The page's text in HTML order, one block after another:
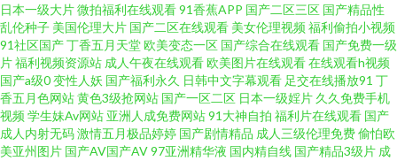
韩国三级入口 狠狠鲁2026 久久婷婷国产综合 三级黄色午夜 韩国AV不卡 aV映
画网 黄色香蕉视频 美女的bb 熟女风骚福利导航 超碰人人干人人 91黄瓜视频
下载 日韩新片www 91草网站 99草视频在线 欧美操逼一区二区 久草热大香蕉
国产av第一页 午夜激情三级 三级日韩中文字幕 久久性交免费视频 免费看网
日本一级大片微拍福利在线观看91香蕉APP 国产二区三区 国产精品性
乱伦种子 美国伦理大片 国产二区在线观看 美女伦理视频福利偷拍小视频
91社区国产丁香五月天堂欧美变态一区 国产综合在线观看 国产免费一级
片福利视频资源站 成人午夜在线观看欧美图片在线观看在线观看h视频
国产a级0变性人妖 国产福利永久 日韩中文字幕观看 足交在线播放91 丁
香五月色网站黄色3级抢网站 国产一区二区 日本一级婬片 久久免费手机
视频学生妹Av网站 亚洲人成免费网站91大神自拍 福利片在线观看 国产
成人内射无码激情五月极品婷婷 国产剧情精品 成人三级伦理免费偷怕欧
美亚州图片 国产AV国产AV97亚洲精华液 国内精自线 国产精品3级片 成